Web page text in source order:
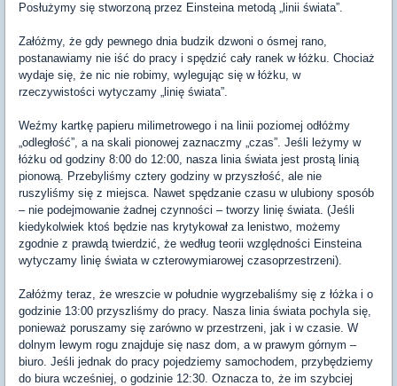
Posłużymy się stworzoną przez Einsteina metodą „linii świata”.
Załóżmy, że gdy pewnego dnia budzik dzwoni o ósmej rano,
postanawiamy nie iść do pracy i spędzić cały ranek w łóżku. Chociaż
wydaje się, że nic nie robimy, wylegując się w łóżku, w
rzeczywistości wytyczamy „linię świata”.
Weźmy kartkę papieru milimetrowego i na linii poziomej odłóżmy
„odległość”, a na skali pionowej zaznaczmy „czas”. Jeśli leżymy w
łóżku od godziny 8:00 do 12:00, nasza linia świata jest prostą linią
pionową. Przebyliśmy cztery godziny w przyszłość, ale nie
ruszyliśmy się z miejsca. Nawet spędzanie czasu w ulubiony sposób
– nie podejmowanie żadnej czynności – tworzy linię świata. (Jeśli
kiedykolwiek ktoś będzie nas krytykował za lenistwo, możemy
zgodnie z prawdą twierdzić, że według teorii względności Einsteina
wytyczamy linię świata w czterowymiarowej czasoprzestrzeni).
Załóżmy teraz, że wreszcie w południe wygrzebaliśmy się z łóżka i o
godzinie 13:00 przyszliśmy do pracy. Nasza linia świata pochyla się,
ponieważ poruszamy się zarówno w przestrzeni, jak i w czasie. W
dolnym lewym rogu znajduje się nasz dom, a w prawym górnym –
biuro. Jeśli jednak do pracy pojedziemy samochodem, przybędziemy
do biura wcześniej, o godzinie 12:30. Oznacza to, że im szybciej